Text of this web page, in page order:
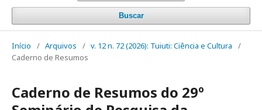
Buscar
Início / Arquivos / v. 12 n. 72 (2026): Tuiuti: Ciência e Cultura
/
Caderno de Resumos
Caderno de Resumos do 29º